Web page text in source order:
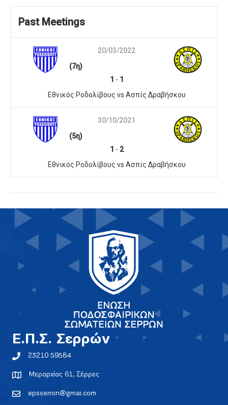
Past Meetings
20/03/2022
(7η)
1 - 1
Εθνικός Ροδολίβους vs Ασπίς Δραβήσκου
30/10/2021
(5η)
1 - 2
Εθνικός Ροδολίβους vs Ασπίς Δραβήσκου
E.Π.Σ. Σερρών
23210 59584
Μεραρχίας 61, Σέρρες
epsserron@gmai.com